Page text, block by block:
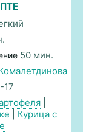
50 мин.
17
Курица с